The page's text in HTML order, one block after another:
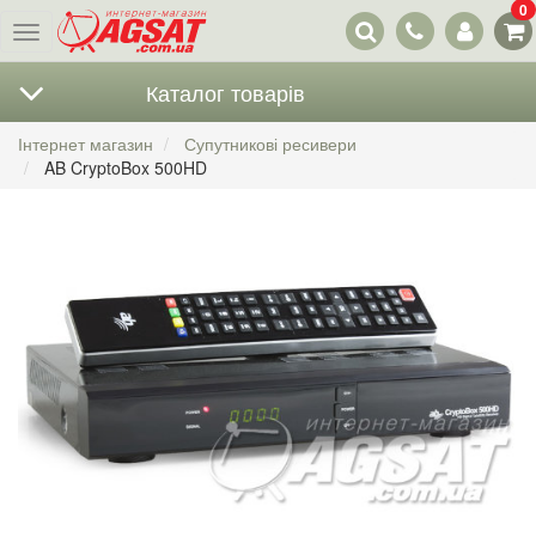
Меню
Наші
контакти
0
Каталог товарів
Інтернет магазин
Супутникові ресивери
AB CryptoBox 500HD